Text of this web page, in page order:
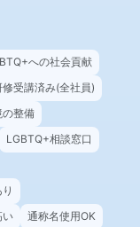
への社会貢献
修受講済み(全社員)
の整備
LGBTQ+相談窓口
い
通称名使用OK